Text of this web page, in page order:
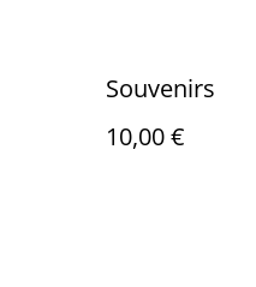
Souvenirs
10,00 €